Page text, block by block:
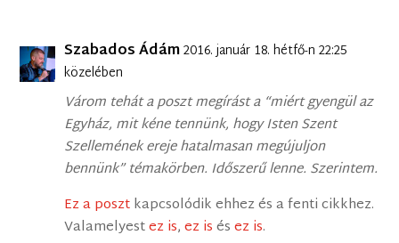
Szabados Ádám2016. január 18. hétfő-n 22:25
közelében
Várom tehát a poszt megírást a “miért gyengül az
Egyház, mit kéne tennünk, hogy Isten Szent
Szellemének ereje hatalmasan megújuljon
bennünk” témakörben. Időszerű lenne. Szerintem.
Ez a posztkapcsolódik ehhez és a fenti cikkhez.
Valamelyestez is,ez isésez is.